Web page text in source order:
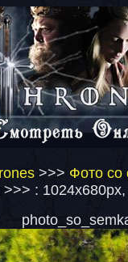
>>> Фото со
: